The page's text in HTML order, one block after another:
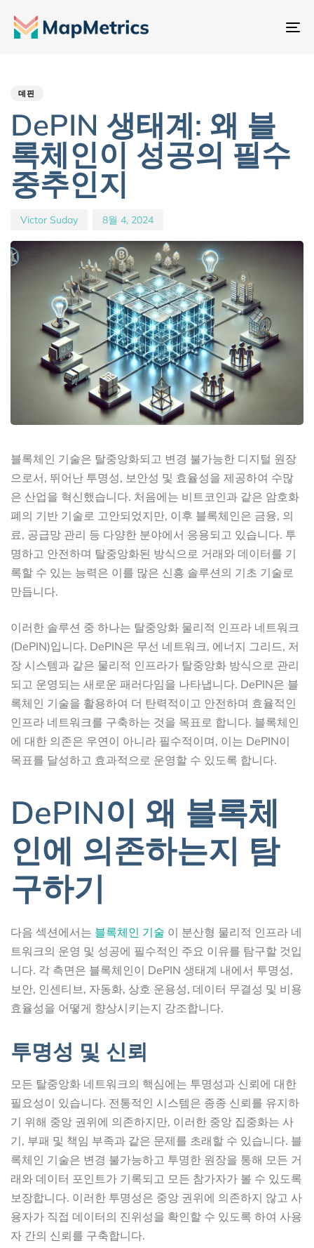
내
데핀
DePIN 생태계: 왜 블
록체인이 성공의 필수
중추인지
Victor Suday 8월 4, 2024
블록체인 기술은 탈중앙화되고 변경 불가능한 디지털 원장
으로서, 뛰어난 투명성, 보안성 및 효율성을 제공하여 수많
은 산업을 혁신했습니다. 처음에는 비트코인과 같은 암호화
폐의 기반 기술로 고안되었지만, 이후 블록체인은 금융, 의
료, 공급망 관리 등 다양한 분야에서 응용되고 있습니다. 투
명하고 안전하며 탈중앙화된 방식으로 거래와 데이터를 기
록할 수 있는 능력은 이를 많은 신흥 솔루션의 기초 기술로
만듭니다.
이러한 솔루션 중 하나는 탈중앙화 물리적 인프라 네트워크
(DePIN)입니다. DePIN은 무선 네트워크, 에너지 그리드, 저
장 시스템과 같은 물리적 인프라가 탈중앙화 방식으로 관리
되고 운영되는 새로운 패러다임을 나타냅니다. DePIN은 블
록체인 기술을 활용하여 더 탄력적이고 안전하며 효율적인
인프라 네트워크를 구축하는 것을 목표로 합니다. 블록체인
에 대한 의존은 우연이 아니라 필수적이며, 이는 DePIN이
목표를 달성하고 효과적으로 운영할 수 있도록 합니다.
DePIN이 왜 블록체
인에 의존하는지 탐
구하기
다음 섹션에서는 블록체인 기술 이 분산형 물리적 인프라 네
트워크의 운영 및 성공에 필수적인 주요 이유를 탐구할 것입
니다. 각 측면은 블록체인이 DePIN 생태계 내에서 투명성,
보안, 인센티브, 자동화, 상호 운용성, 데이터 무결성 및 비용
효율성을 어떻게 향상시키는지 강조합니다.
투명성 및 신뢰
모든 탈중앙화 네트워크의 핵심에는 투명성과 신뢰에 대한
필요성이 있습니다. 전통적인 시스템은 종종 신뢰를 유지하
기 위해 중앙 권위에 의존하지만, 이러한 중앙 집중화는 사
기, 부패 및 책임 부족과 같은 문제를 초래할 수 있습니다. 블
록체인 기술은 변경 불가능하고 투명한 원장을 통해 모든 거
래와 데이터 포인트가 기록되고 모든 참가자가 볼 수 있도록
보장합니다. 이러한 투명성은 중앙 권위에 의존하지 않고 사
용자가 직접 데이터의 진위성을 확인할 수 있도록 하여 사용
자 간의 신뢰를 구축합니다.